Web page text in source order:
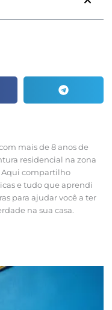
mais de 8 anos de
residencial na zona
Aqui compartilho
e tudo que aprendi
para ajudar você a ter
na sua casa.